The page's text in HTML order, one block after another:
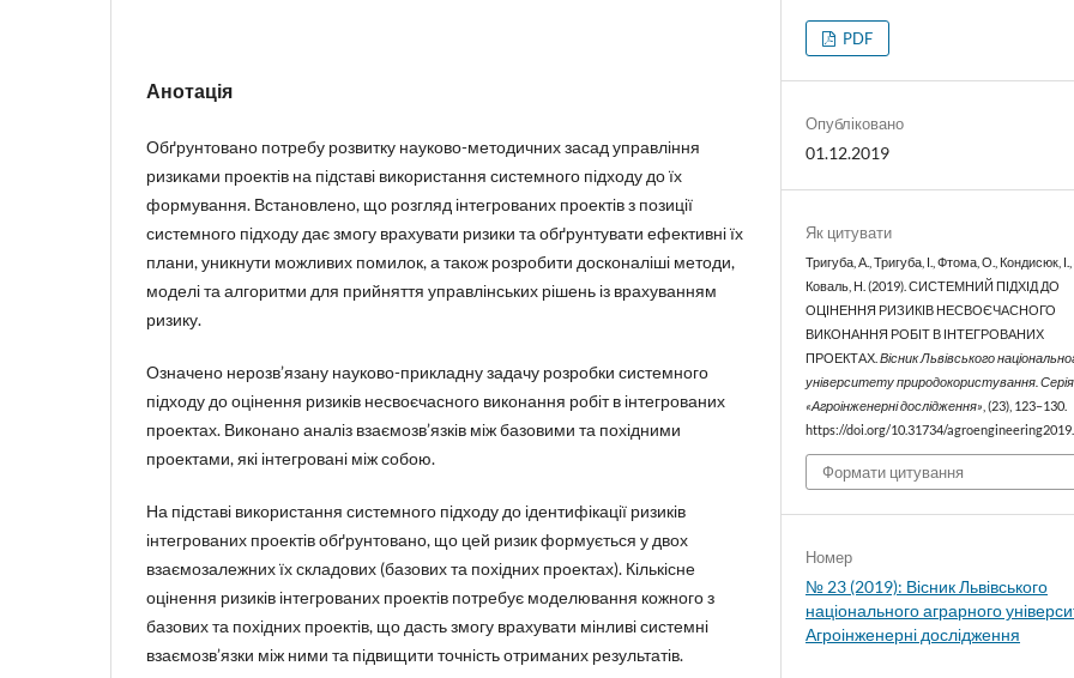
Анотація
Обґрунтовано потребу розвитку науково-методичних засад управління
ризиками проектів на підставі використання системного підходу до їх
формування. Встановлено, що розгляд інтегрованих проектів з позиції
системного підходу дає змогу врахувати ризики та обґрунтувати ефективні їх
плани, уникнути можливих помилок, а також розробити досконаліші методи,
моделі та алгоритми для прийняття управлінських рішень із врахуванням
ризику.
Означено нерозв’язану науково-прикладну задачу розробки системного
підходу до оцінення ризиків несвоєчасного виконання робіт в інтегрованих
проектах. Виконано аналіз взаємозв’язків між базовими та похідними
проектами, які інтегровані між собою.
На підставі використання системного підходу до ідентифікації ризиків
інтегрованих проектів обґрунтовано, що цей ризик формується у двох
взаємозалежних їх складових (базових та похідних проектах). Кількісне
оцінення ризиків інтегрованих проектів потребує моделювання кожного з
базових та похідних проектів, що дасть змогу врахувати мінливі системні
взаємозв’язки між ними та підвищити точність отриманих результатів.
PDF
Опубліковано
01.12.2019
Як цитувати
Тригуба, А., Тригуба, І., Фтома, О., Кондисюк, І.,
Коваль, Н. (2019). СИСТЕМНИЙ ПІДХІД ДО
ОЦІНЕННЯ РИЗИКІВ НЕСВОЄЧАСНОГО
ВИКОНАННЯ РОБІТ В ІНТЕГРОВАНИХ
ПРОЕКТАХ.Вісник Львівського
університету природокористування. Серія
«Агроінженерні дослідження» , (23), 123–130.
https://doi.org/10.31734/
Формати цитування
Номер
№ 23 (2019): Вісник Львівського
національного аграрного
Агроінженерні дослідження